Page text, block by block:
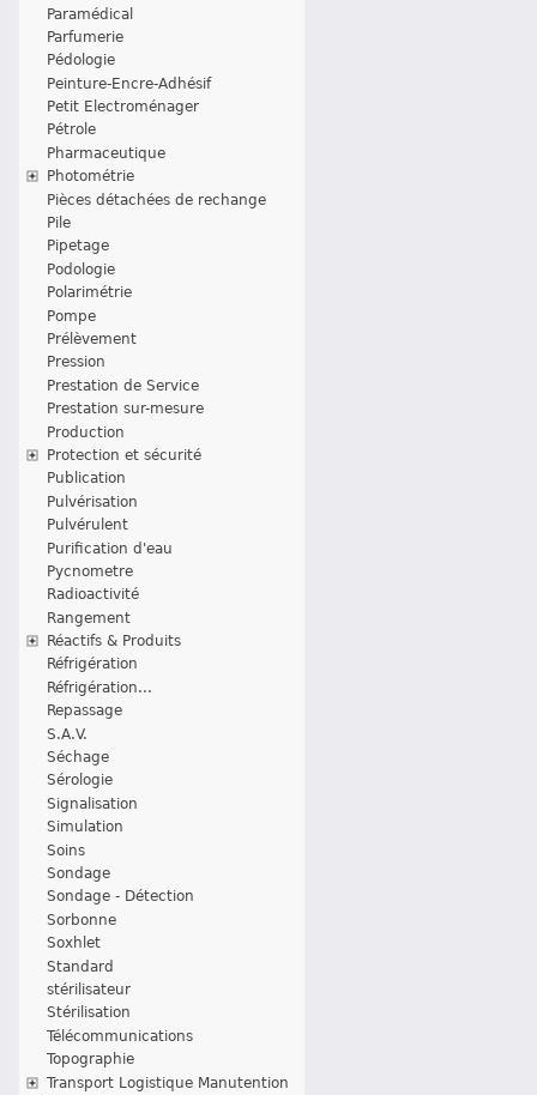
Paramédical
Parfumerie
Pédologie
Peinture-Encre-Adhésif
Petit Electroménager
Pétrole
Pharmaceutique
Photométrie
Pièces détachées de rechange
Pile
Pipetage
Podologie
Polarimétrie
Pompe
Prélèvement
Pression
Prestation de Service
Prestation sur-mesure
Production
Protection et sécurité
Publication
Pulvérisation
Pulvérulent
Purification d'eau
Pycnometre
Radioactivité
Rangement
Réactifs & Produits
Réfrigération
Réfrigération...
Repassage
S.A.V.
Séchage
Sérologie
Signalisation
Simulation
Soins
Sondage
Sondage - Détection
Sorbonne
Soxhlet
Standard
stérilisateur
Stérilisation
Télécommunications
Topographie
Transport Logistique Manutention